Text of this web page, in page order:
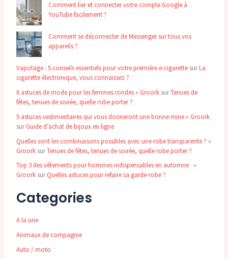
Comment lier et connecter votre compte Google à
YouTube facilement ?
Comment se déconnecter de Messenger sur tous vos
appareils ?
Vapotage : 5 conseils essentiels pour votre première e-cigarette surLa
cigarette électronique, vous connaissez ?
6 astuces de mode pour les femmes rondes » Groork surTenues de
fêtes, tenues de soirée, quelle robe porter ?
5 astuces vestimentaires qui vous donneront une bonne mine » Groork
surGuide d’achat de bijoux en ligne
Quelles sont les combinaisons possibles avec une robe transparente ? »
Groork surTenues de fêtes, tenues de soirée, quelle robe porter ?
Top 3 des vêtements pour hommes indispensables en automne »
Groork surQuelles astuces pour refaire sa garde-robe ?
Categories
A la une
Animaux de compagnie
Auto / moto